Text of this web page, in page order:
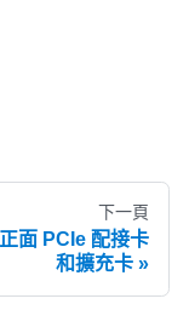
下一頁
面 PCIe 配接卡
和擴充卡